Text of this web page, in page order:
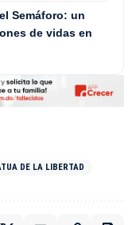
Semáforo: un
de vidas en
DE LA LIBERTAD